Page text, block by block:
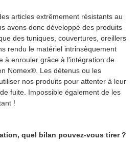
articles extrêmement résistants au
avons donc développé des produits
des tuniques, couvertures, oreillers
rendu le matériel intrinsèquement
à enrouler grâce à l’intégration de
Nomex®. Les détenus ou les
nos produits pour attenter à leur
fuite. Impossible également de les
!
quel bilan pouvez-vous tirer ?